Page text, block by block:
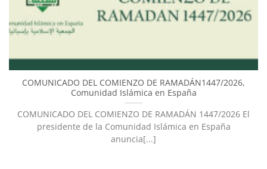
COMUNICADO DEL COMIENZO DE RAMADÁN1447/2026,
Comunidad Islámica en España
COMUNICADO DEL COMIENZO DE RAMADÁN 1447/2026 El
presidente de la Comunidad Islámica en España
anuncia[...]